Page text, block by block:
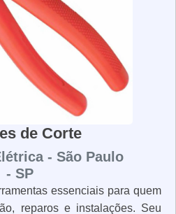
de quadros elétricos é
garantir a segurança e o bom
elétricos. Por isso, é
preventiva e corretiva
a segurança dos usuários.
de Corte
- São Paulo
- SP
essenciais para quem
reparos e instalações. Seu